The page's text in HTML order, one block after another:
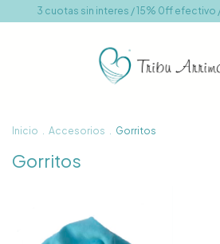
3 cuotas sin interes / 15% 0ff efectivo
Inicio . Accesorios . Gorritos
Gorritos